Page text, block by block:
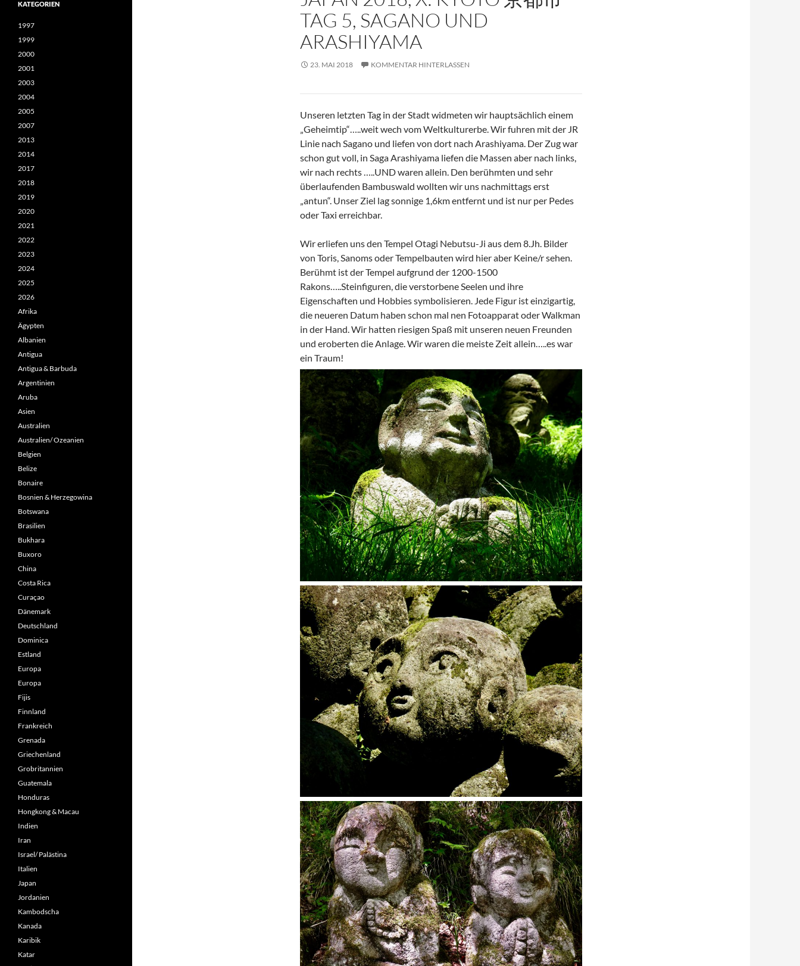
TAG 5, SAGANO UND
ARASHIYAMA
23. MAI 2018 KOMMENTAR HINTERLASSEN
Unseren letzten Tag in der Stadt widmeten wir hauptsächlich einem
„Geheimtip“…..weit wech vom Weltkulturerbe. Wir fuhren mit der JR
Linie nach Sagano und liefen von dort nach Arashiyama. Der Zug war
schon gut voll, in Saga Arashiyama liefen die Massen aber nach links,
wir nach rechts …..UND waren allein. Den berühmten und sehr
überlaufenden Bambuswald wollten wir uns nachmittags erst
„antun“. Unser Ziel lag sonnige 1,6km entfernt und ist nur per Pedes
oder Taxi erreichbar.
Wir erliefen uns den Tempel Otagi Nebutsu-Ji aus dem 8.Jh. Bilder
von Toris, Sanoms oder Tempelbauten wird hier aber Keine/r sehen.
Berühmt ist der Tempel aufgrund der 1200-1500
Rakons…..Steinfiguren, die verstorbene Seelen und ihre
Eigenschaften und Hobbies symbolisieren. Jede Figur ist einzigartig,
die neueren Datum haben schon mal nen Fotoapparat oder Walkman
in der Hand. Wir hatten riesigen Spaß mit unseren neuen Freunden
und eroberten die Anlage. Wir waren die meiste Zeit allein…..es war
ein Traum!
KATEGORIEN
1997
1999
2000
2001
2003
2004
2005
2007
2013
2014
2017
2018
2019
2020
2021
2022
2023
2024
2025
2026
Afrika
Ägypten
Albanien
Antigua
Antigua & Barbuda
Argentinien
Aruba
Asien
Australien
Australien/ Ozeanien
Belgien
Belize
Bonaire
Bosnien & Herzegowina
Botswana
Brasilien
Bukhara
Buxoro
China
Costa Rica
Curaçao
Dänemark
Deutschland
Dominica
Estland
Europa
Europa
Fijis
Finnland
Frankreich
Grenada
Griechenland
Grobritannien
Guatemala
Honduras
Hongkong & Macau
Indien
Iran
Israel/ Palästina
Italien
Japan
Jordanien
Kambodscha
Kanada
Karibik
Katar